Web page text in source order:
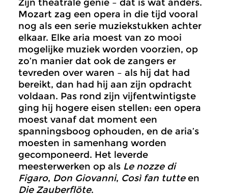
Zijn theatrale genie – dat is wat anders.
Mozart zag een opera in die tijd vooral
nog als een serie muziekstukken achter
elkaar. Elke aria moest van zo mooi
mogelijke muziek worden voorzien, op
zo’n manier dat ook de zangers er
tevreden over waren – als hij dat had
bereikt, dan had hij aan zijn opdracht
voldaan. Pas rond zijn vijfentwintigste
ging hij hogere eisen stellen: een opera
moest vanaf dat moment een
spanningsboog ophouden, en de aria’s
moesten in samenhang worden
gecomponeerd. Het leverde
meesterwerken op als Le nozze di
Figaro, Don Giovanni, Così fan tutteen
Die Zauberflöte.